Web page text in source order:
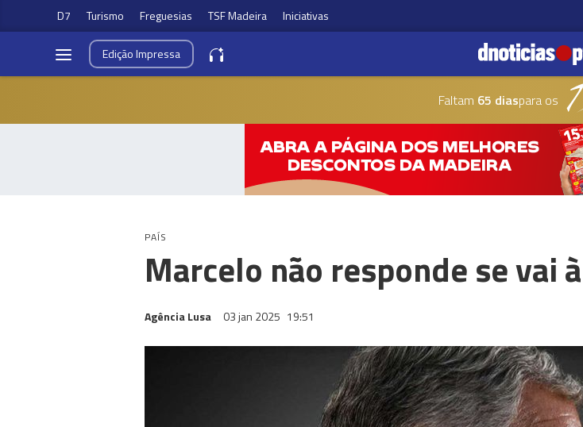
D7 Turismo Freguesias TSF Madeira Iniciativas
EdiçãoImpressa
Faltam 65 diaspara os
PAÍS
Marcelo não responde se vai
Agência Lusa 03 jan 2025 19:51